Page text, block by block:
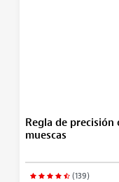
Regla de precisión
muescas
(139)